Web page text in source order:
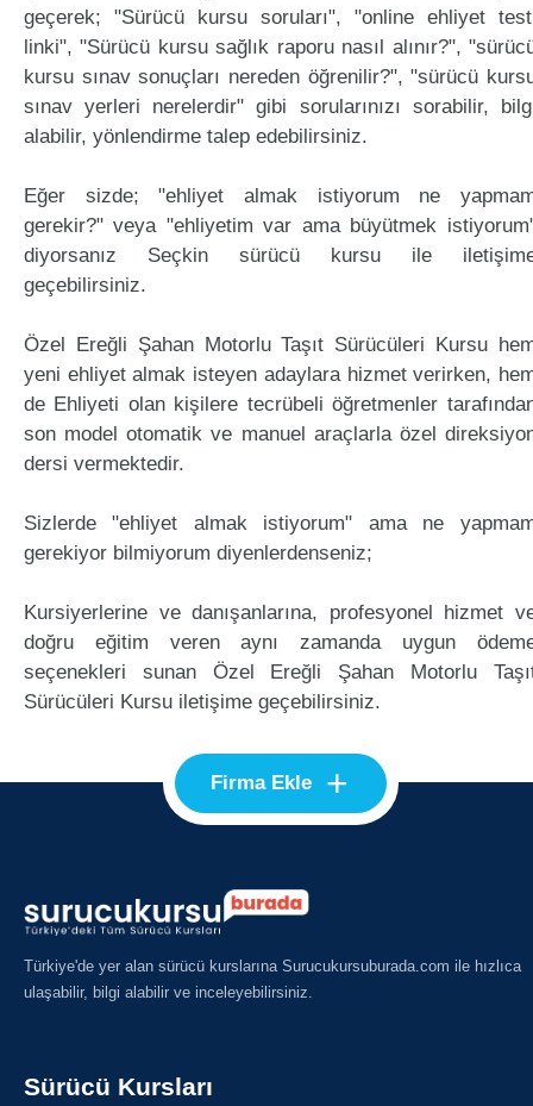
geçerek; "Sürücü kursu soruları", "online ehliyet
linki", "Sürücü kursu sağlık raporu nasıl alınır?",
kursu sınav sonuçları nereden öğrenilir?", "sürücü
sınav yerleri nerelerdir" gibi sorularınızı sorabilir,
alabilir, yönlendirme talep edebilirsiniz.
Eğer sizde; "ehliyet almak istiyorum ne
gerekir?" veya "ehliyetim var ama büyütmek
diyorsanız Seçkin sürücü kursu ile
geçebilirsiniz.
Özel Ereğli Şahan Motorlu Taşıt Sürücüleri Kursu
yeni ehliyet almak isteyen adaylara hizmet verirken,
de Ehliyeti olan kişilere tecrübeli öğretmenler
son model otomatik ve manuel araçlarla özel
dersi vermektedir.
Sizlerde "ehliyet almak istiyorum" ama ne
gerekiyor bilmiyorum diyenlerdenseniz;
Kursiyerlerine ve danışanlarına, profesyonel hizmet
doğru eğitim veren aynı zamanda uygun
seçenekleri sunan Özel Ereğli Şahan Motorlu
Sürücüleri Kursu iletişime geçebilirsiniz.
Firma Ekle +
Türkiye'de yer alan sürücü kurslarına Surucukursuburada.com ile hızlıca
ulaşabilir, bilgi alabilir ve inceleyebilirsiniz.
Sürücü Kursları